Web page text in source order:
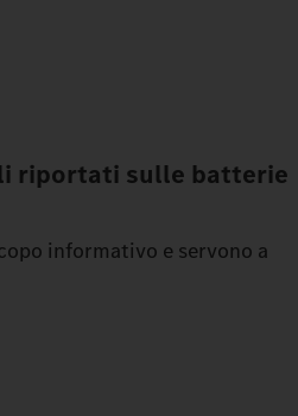
riportati sulle batterie
informativo e servono a